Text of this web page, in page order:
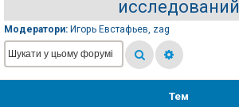
с
р
а
ц
і
исследований
Модератори: Игорь Евстафьев, zag
Тем